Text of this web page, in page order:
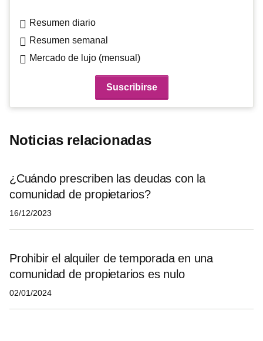
Resumen diario
Resumen semanal
Mercado de lujo (mensual)
Noticias relacionadas
¿Cuándo prescriben las deudas con la
comunidad de propietarios?
16/12/2023
Prohibir el alquiler de temporada en una
comunidad de propietarios es nulo
02/01/2024